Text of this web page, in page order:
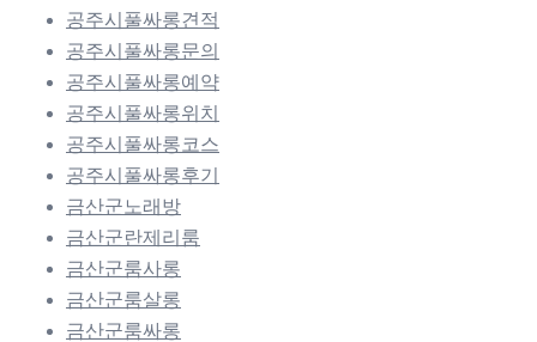
공주시풀싸롱견적
공주시풀싸롱문의
공주시풀싸롱예약
공주시풀싸롱위치
공주시풀싸롱코스
공주시풀싸롱후기
금산군노래방
금산군란제리룸
금산군룸사롱
금산군룸살롱
금산군룸싸롱